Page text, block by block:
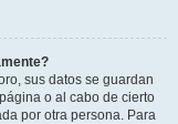
sus datos se guardan
o al cabo de cierto
por otra persona. Para